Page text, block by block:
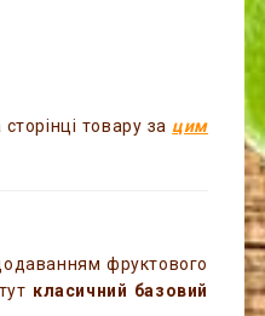
товару за цим
фруктового
класичний базовий